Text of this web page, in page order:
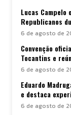
Lucas
Republicanos
6 de agosto de
Convenção
Tocantins e
6 de agosto de
Eduardo
e destaca
6 de agosto de